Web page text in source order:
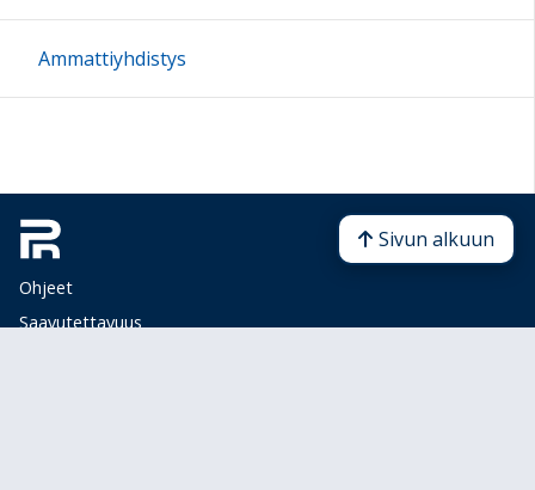
Ammattiyhdistys
Ohjeet
Saavutettavuus
Sivun alkuun